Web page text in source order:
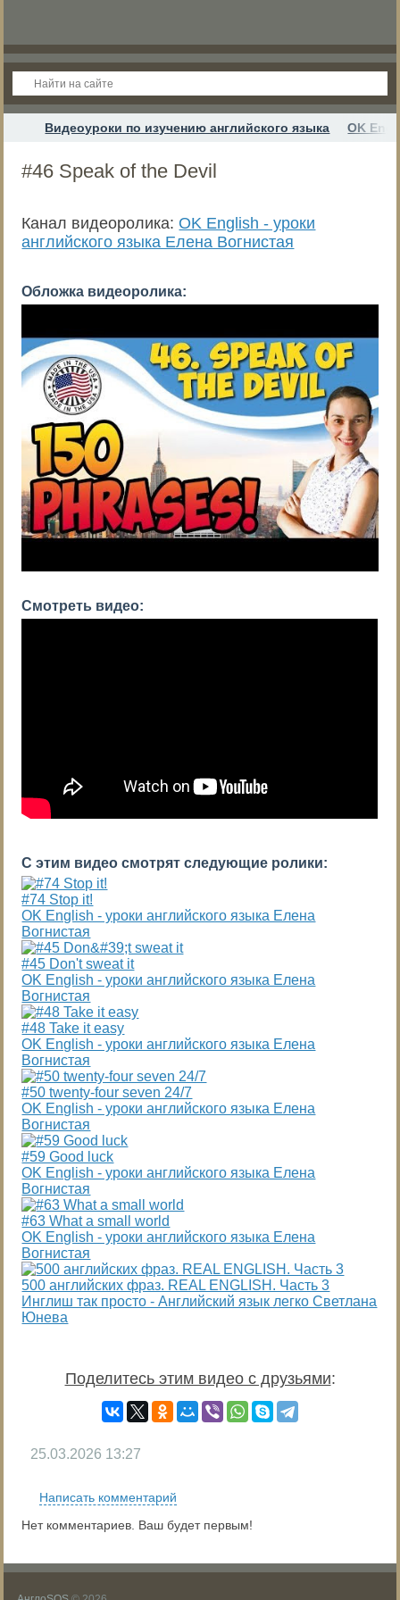
Видеоуроки по изучению английского языка OK
#46 Speak of the Devil
Канал видеоролика: OK English - уроки
английского языка Елена Вогнистая
Обложка видеоролика:
Смотреть видео:
С этим видео смотрят следующие ролики:
#74 Stop it!
OK English - уроки английского языка Елена
Вогнистая
#45 Don't sweat it
OK English - уроки английского языка Елена
Вогнистая
#48 Take it easy
OK English - уроки английского языка Елена
Вогнистая
#50 twenty-four seven 24/7
OK English - уроки английского языка Елена
Вогнистая
#59 Good luck
OK English - уроки английского языка Елена
Вогнистая
#63 What a small world
OK English - уроки английского языка Елена
Вогнистая
500 английских фраз. REAL ENGLISH. Часть 3
Инглиш так просто - Английский язык легко Светлана
Юнева
Поделитесь этим видео с друзьями:
25.03.2026 13:27
Написать комментарий
Нет комментариев. Ваш будет первым!